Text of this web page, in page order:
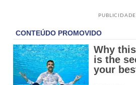
PUBLICIDADE